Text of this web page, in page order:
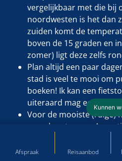
Afspraak Reisaanbod
vergelijkbaar met die bij
noordwesten is het dan
zuiden komt de
boven de 15 graden en
zomer) ligt deze zelfs
Plan altijd een paar
stad is veel te mooi om
boeken! Ik kan een
uiteraard mag een
Voor de mooiste (ruige)
noordwesten van
wat desolaat en
Kunnen